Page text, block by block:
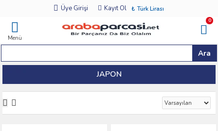
Üye Girişi Kayıt Ol ₺ Türk Lirası
Menü
0
Ara
JAPON